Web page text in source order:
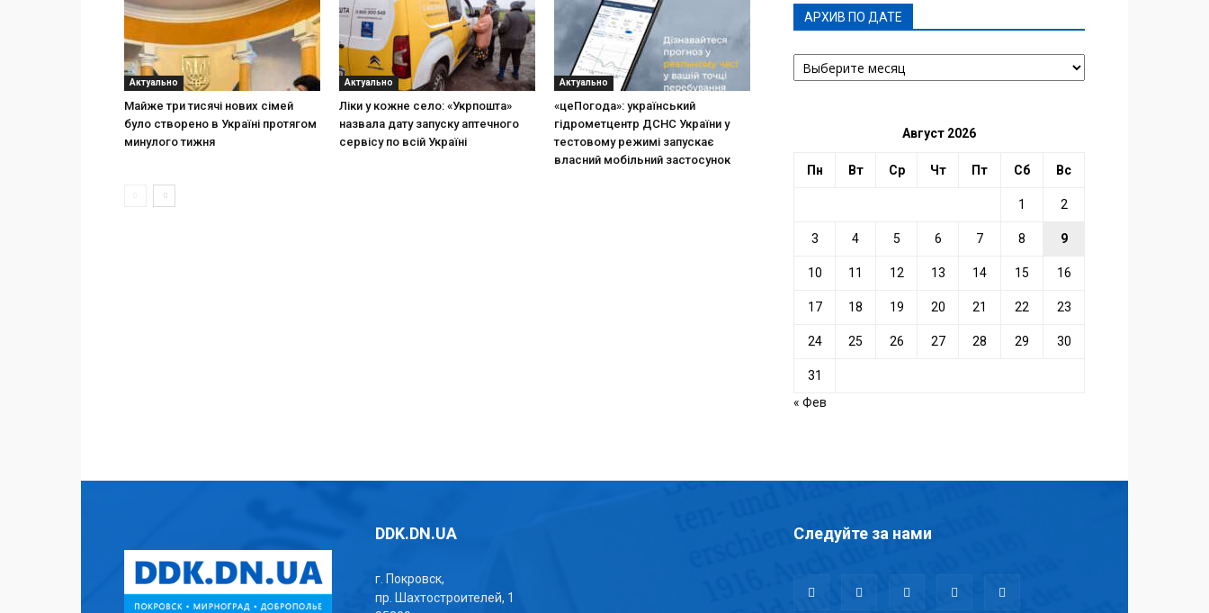
Актуально
Майже три тисячі нових сімей
було створено в Україні протягом
минулого тижня
Актуально
Ліки у кожне село: «Укрпошта»
назвала дату запуску аптечного
сервісу по всій Україні
Актуально
«цеПогода»: український
гідрометцентр ДСНС України у
тестовому режимі запускає
власний мобільний застосунок
АРХИВ ПО ДАТЕ
АРХИВ
ПО
Август 2026
Пн Вт Ср Чт Пт Сб Вс
1 2
3 4 5 6 7 8 9
10 11 12 13 14 15 16
17 18 19 20 21 22 23
24 25 26 27 28 29 30
31
« Фев
DDK.DN.UA
г. Покровск,
пр. Шахтостроителей, 1
Следуйте за нами